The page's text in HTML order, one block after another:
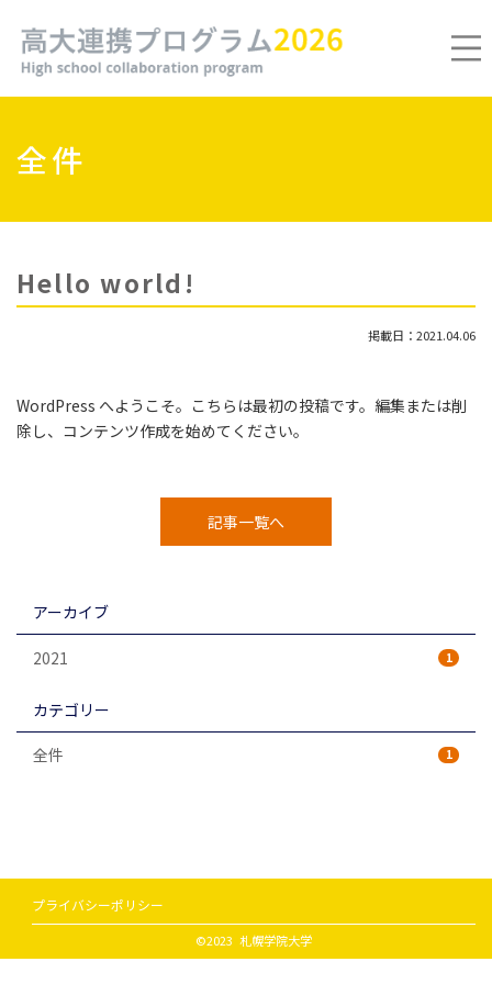
全件
Hello world!
掲載日：2021.04.06
WordPress へようこそ。こちらは最初の投稿です。編集または削
除し、コンテンツ作成を始めてください。
記事一覧へ
アーカイブ
2021 1
カテゴリー
全件 1
プライバシーポリシー
©2023 札幌学院大学